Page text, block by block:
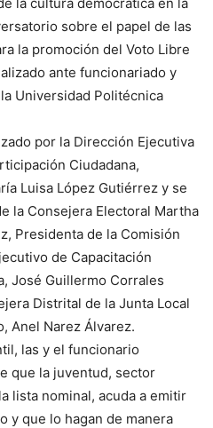
sobre el papel de las
la promoción del Voto Libre
ante funcionariado y
Universidad Politécnica
por la Dirección Ejecutiva
Ciudadana,
Luisa López Gutiérrez y se
la Consejera Electoral Martha
Presidenta de la Comisión
de Capacitación
José Guillermo Corrales
Distrital de la Junta Local
Anel Narez Álvarez.
las y el funcionario
que la juventud, sector
lista nominal, acuda a emitir
y que lo hagan de manera